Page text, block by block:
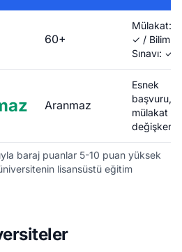
60+
Mülakat:
✓ / Bilim
Sınavı: ✓
Aranmaz
Esnek
başvuru,
mülakat
değişken
baraj puanlar 5-10 puan yüksek
lisansüstü eğitim